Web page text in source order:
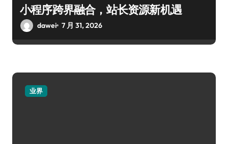
小程序跨界融合，站长资源新机遇
dawei 7 月 31, 2026
业界